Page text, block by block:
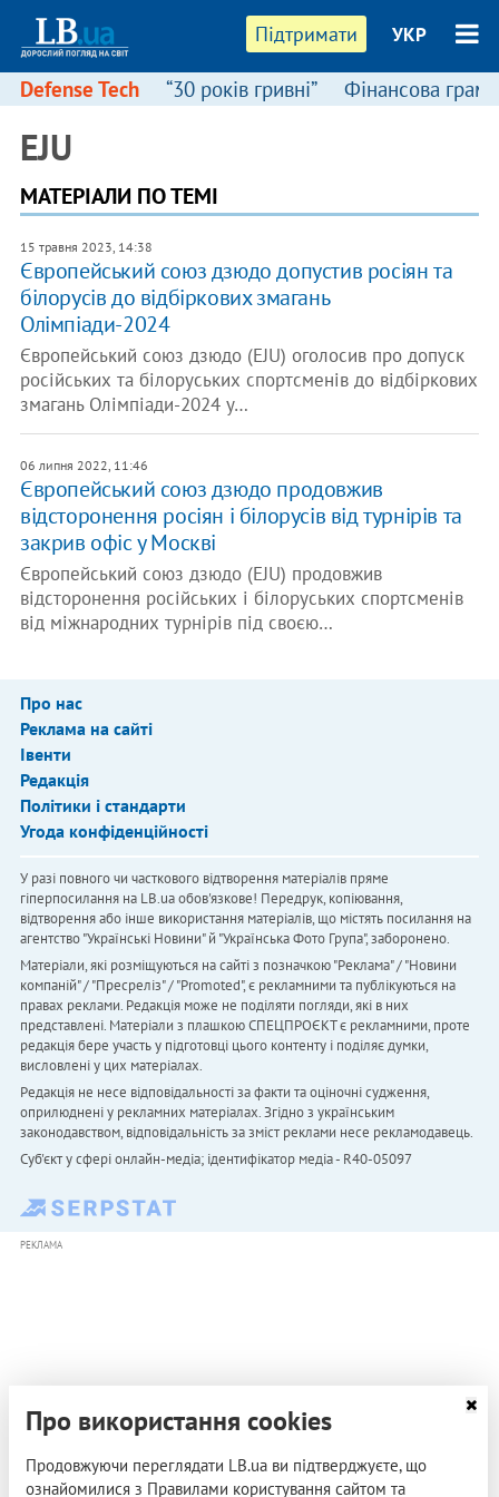
Підтримати УКР
Defense Tech “30 років гривні” Фінансова
EJU
МАТЕРІАЛИ ПО ТЕМІ
15 травня 2023, 14:38
Європейський союз дзюдо допустив росіян та
білорусів до відбіркових змагань
Олімпіади-2024
Європейський союз дзюдо (EJU) оголосив про допуск
російських та білоруських спортсменів до відбіркових
змагань Олімпіади-2024 у…
06 липня 2022, 11:46
Європейський союз дзюдо продовжив
відсторонення росіян і білорусів від турнірів та
закрив офіс у Москві
Європейський союз дзюдо (EJU) продовжив
відсторонення російських і білоруських спортсменів
від міжнародних турнірів під своєю…
Про нас
Реклама на сайті
Івенти
Редакція
Політики і стандарти
Угода конфіденційності
У разі повного чи часткового відтворення матеріалів пряме
гіперпосилання на LB.ua обов'язкове! Передрук, копіювання,
відтворення або інше використання матеріалів, що містять посилання на
агентство "Українськi Новини" й "Українська Фото Група", заборонено.
Матеріали, які розміщуються на сайті з позначкою "Реклама" / "Новини
компаній" / "Пресреліз" / "Promoted", є рекламними та публікуються на
правах реклами. Редакція може не поділяти погляди, які в них
представлені. Матеріали з плашкою СПЕЦПРОЄКТ є рекламними, проте
редакція бере участь у підготовці цього контенту і поділяє думки,
висловлені у цих матеріалах.
Редакція не несе відповідальності за факти та оціночні судження,
оприлюднені у рекламних матеріалах. Згідно з українським
законодавством, відповідальність за зміст реклами несе рекламодавець.
Cуб'єкт у сфері онлайн-медіа; ідентифікатор медіа - R40-05097
РЕКЛАМА
Про використання cookies
Продовжуючи переглядати LB.ua ви підтверджуєте, що
ознайомилися з Правилами користування сайтом та